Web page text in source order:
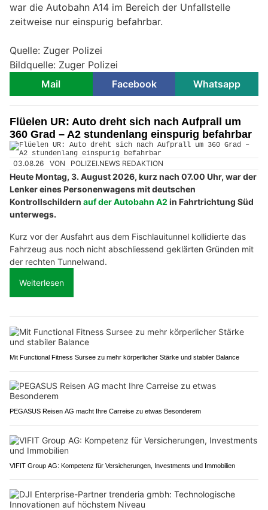
war die Autobahn A14 im Bereich der Unfallstelle
zeitweise nur einspurig befahrbar.
Quelle: Zuger Polizei
Bildquelle: Zuger Polizei
Mail
Facebook Whatsapp
Flüelen UR: Auto dreht sich nach Aufprall um
360 Grad – A2 stundenlang einspurig befahrbar
03.08.26 VON POLIZEI.NEWS REDAKTION
Heute Montag, 3. August 2026, kurz nach 07.00 Uhr, war der
Lenker eines Personenwagens mit deutschen
Kontrollschildern auf der Autobahn A2 in Fahrtrichtung Süd
unterwegs.
Kurz vor der Ausfahrt aus dem Fischlauitunnel kollidierte das
Fahrzeug aus noch nicht abschliessend geklärten Gründen mit
der rechten Tunnelwand.
Weiterlesen
Mit Functional Fitness Sursee zu mehr körperlicher Stärke und stabiler Balance
PEGASUS Reisen AG macht Ihre Carreise zu etwas Besonderem
VIFIT Group AG: Kompetenz für Versicherungen, Investments und Immobilien